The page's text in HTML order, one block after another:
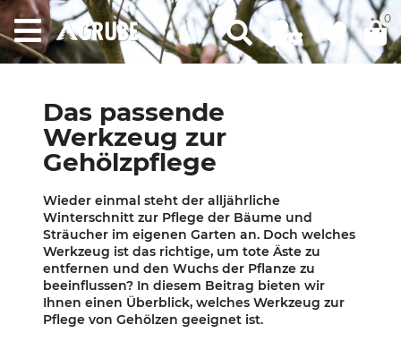
0
Das passende
Werkzeug zur
Gehölzpflege
Wieder einmal steht der alljährliche
Winterschnitt zur Pflege der Bäume und
Sträucher im eigenen Garten an. Doch welches
Werkzeug ist das richtige, um tote Äste zu
entfernen und den Wuchs der Pflanze zu
beeinflussen? In diesem Beitrag bieten wir
Ihnen einen Überblick, welches Werkzeug zur
Pflege von Gehölzen geeignet ist.